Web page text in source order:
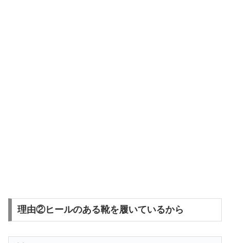
理由②ヒールのある靴を履いているから